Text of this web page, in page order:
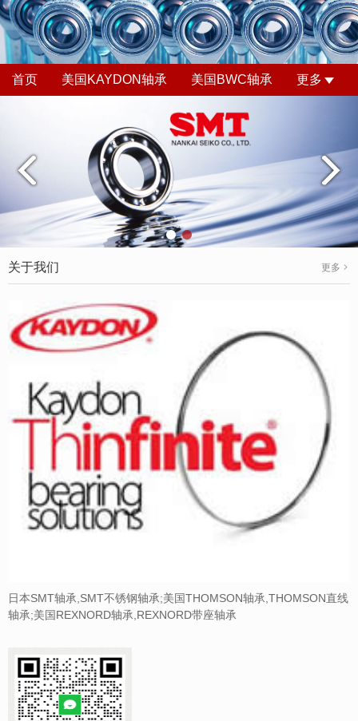
首页 美国KAYDON轴承 美国BWC轴承 更多
关于我们 更多
日本SMT轴承,SMT不锈钢轴承;美国THOMSON轴承,THOMSON直线
轴承;美国REXNORD轴承,REXNORD带座轴承